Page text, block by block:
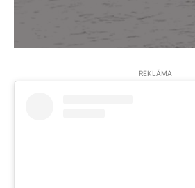
REKLĀMA